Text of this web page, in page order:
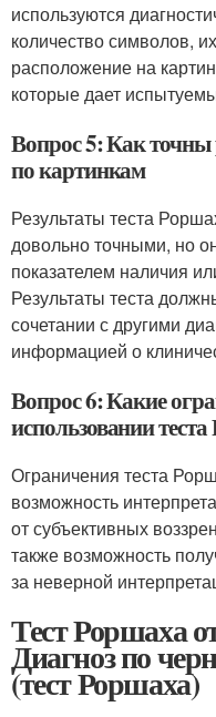
используются
количество символов,
расположение на
которые дает
Вопрос 5: Как точны
по картинкам
Результаты теста
довольно точными, но
показателем наличия
Результаты теста
сочетании с другими
информацией о
Вопрос 6: Какие
использовании
Ограничения теста
возможность
от субъективных
также возможность
за неверной
Тест Роршаха
Диагноз по
(тест Роршаха)